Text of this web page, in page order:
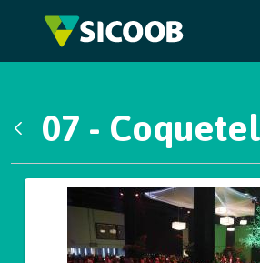
Pular para o Conteúdo principal
07 - Coquetel
Galeria de Mídias